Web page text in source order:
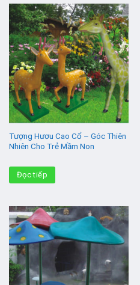
Tượng Hươu Cao Cổ – Góc Thiên
Nhiên Cho Trẻ Mầm Non
Đọc tiếp